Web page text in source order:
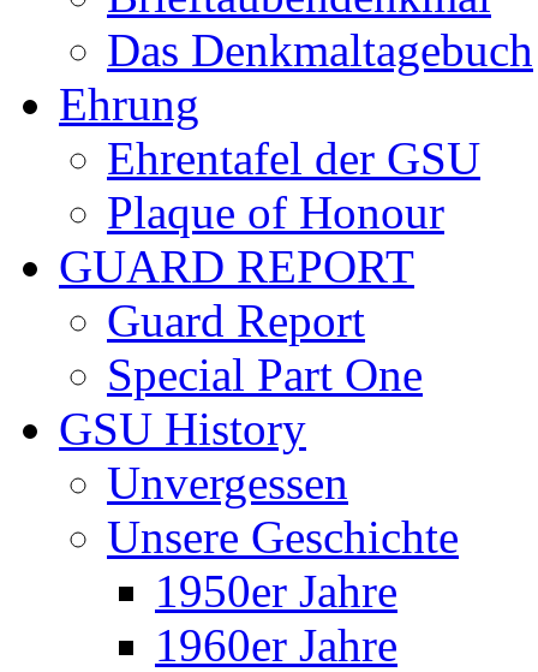
Das Denkmaltagebuch
Ehrung
Ehrentafel der GSU
Plaque of Honour
GUARD REPORT
Guard Report
Special Part One
GSU History
Unvergessen
Unsere Geschichte
1950er Jahre
1960er Jahre